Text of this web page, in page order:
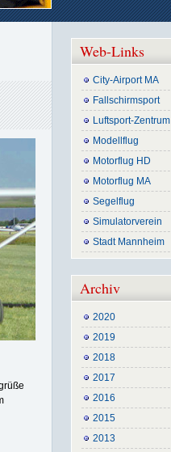
Web-Links
City-Airport MA
Fallschirmsport
Luftsport-Zentrum
Modellflug
Motorflug HD
Motorflug MA
Segelflug
Simulatorverein
Stadt Mannheim
Archiv
2020
2019
2018
2017
2016
2015
2013